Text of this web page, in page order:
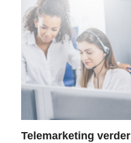
Telemarketing